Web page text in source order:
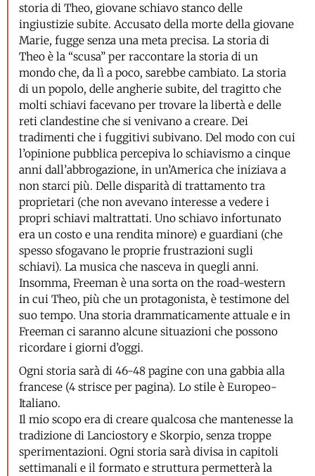
storia di Theo, giovane schiavo stanco delle
ingiustizie subite. Accusato della morte della giovane
Marie, fugge senza una meta precisa. La storia di
Theo è la “scusa” per raccontare la storia di un
mondo che, da lì a poco, sarebbe cambiato. La storia
di un popolo, delle angherie subite, del tragitto che
molti schiavi facevano per trovare la libertà e delle
reti clandestine che si venivano a creare. Dei
tradimenti che i fuggitivi subivano. Del modo con cui
l’opinione pubblica percepiva lo schiavismo a cinque
anni dall’abbrogazione, in un’America che iniziava a
non starci più. Delle disparità di trattamento tra
proprietari (che non avevano interesse a vedere i
propri schiavi maltrattati. Uno schiavo infortunato
era un costo e una rendita minore) e guardiani (che
spesso sfogavano le proprie frustrazioni sugli
schiavi). La musica che nasceva in quegli anni.
Insomma, Freeman è una sorta on the road-western
in cui Theo, più che un protagonista, è testimone del
suo tempo. Una storia drammaticamente attuale e in
Freeman ci saranno alcune situazioni che possono
ricordare i giorni d’oggi.
Ogni storia sarà di 46-48 pagine con una gabbia alla
francese (4 strisce per pagina). Lo stile è Europeo-
Italiano.
Il mio scopo era di creare qualcosa che mantenesse la
tradizione di Lanciostory e Skorpio, senza troppe
sperimentazioni. Ogni storia sarà divisa in capitoli
settimanali e il formato e struttura permetterà la